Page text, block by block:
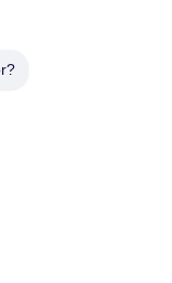
van de
Lunfeng